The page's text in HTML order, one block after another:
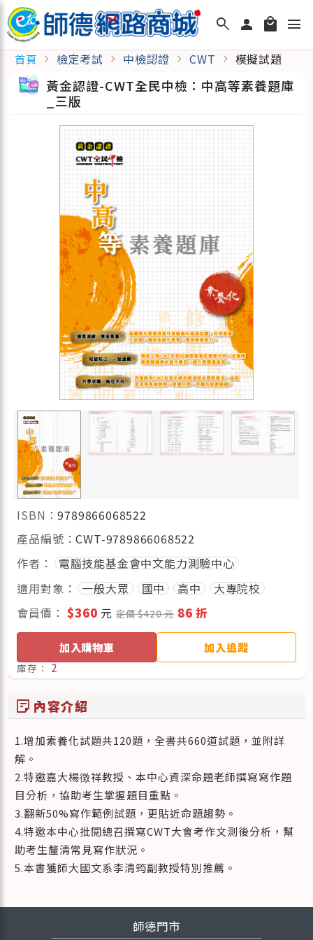
search person local_mall menu
首頁 chevron_right 檢定考試 chevron_right 中檢認證 chevron_right CWT chevron_right 模擬試題
黃金認證-CWT全民中檢：中高等素養題庫
_三版
ISBN：9789866068522
產品編號：CWT-9789866068522
作者：
電腦技能基金會中文能力測驗中心
適用對象：
一般大眾 國中 高中
大專院校
會員價： $360 元定價 $420 元 86 折
加入購物車 加入追蹤
庫存： 2
sticky_note_2 內容介紹
1.增加素養化試題共120題，全書共660道試題，並附詳
解。
2.特邀嘉大楊徴祥教授、本中心資深命題老師撰寫寫作題
目分析，協助考生掌握題目重點。
3.翻新50%寫作範例試題，更貼近命題趨勢。
4.特邀本中心批閱總召撰寫CWT大會考作文測後分析，幫
助考生釐清常見寫作狀況。
5.本書獲師大國文系李清筠副教授特別推薦。
師德門市